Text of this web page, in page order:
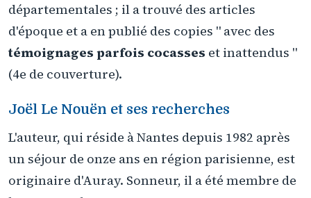
départementales ; il a trouvé des articles
d'époque et a en publié des copies " avec des
témoignages parfois cocasses et inattendus "
(4e de couverture).
Joël Le Nouën et ses recherches
L'auteur, qui réside à Nantes depuis 1982 après
un séjour de onze ans en région parisienne, est
originaire d'Auray. Sonneur, il a été membre de